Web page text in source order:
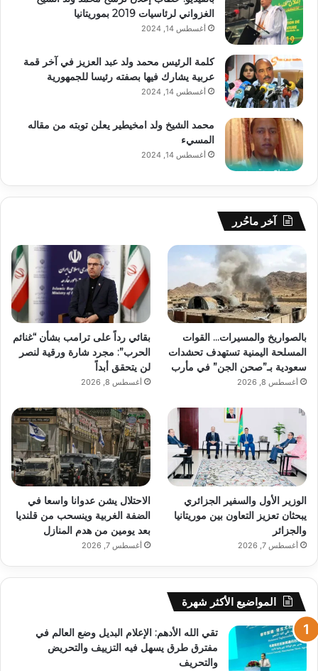
الغزواني لرئاسيات 2019 بموريتانيا
أغسطس 14, 2024
كلمة الرئيس محمد ولد عبد العزيز في آخر قمة
عربية يشارك فيها بصفته رئيسا للجمهورية
أغسطس 14, 2024
محمد الشيخ ولد امخيطير يعلن توبته من مقاله
المسيء
أغسطس 14, 2024
آخر ماحُرر
بالصواريخ والمسيرات… القوات
المسلحة اليمنية تستهدف تحشدات
سعودية بـ”صحن الجن” في مأرب
أغسطس 8, 2026
بقائي رداً على ترامب بشأن “غنائم
الحرب”: مجرد شارة ورقية لنصر
لن يتحقق أبداً
أغسطس 8, 2026
الوزير الأول والسفير الجزائري
يبحثان تعزيز التعاون بين موريتانيا
والجزائر
أغسطس 7, 2026
الاحتلال يشن عدوانا واسعا في
الضفة الغربية وينسحب من قلنديا
بعد يومين من هدم المنازل
أغسطس 7, 2026
المواضيع الأكثر شهرة
تقي الله الأدهم: الإعلام البديل وضع العالم في
مفترق طرق يسهل فيه التزييف والتحريض
والتحريف